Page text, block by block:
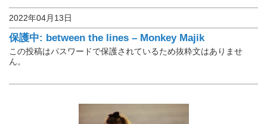
2022年04月13日
保護中: between the lines – Monkey Majik
この投稿はパスワードで保護されているため抜粋文はありませ
ん。